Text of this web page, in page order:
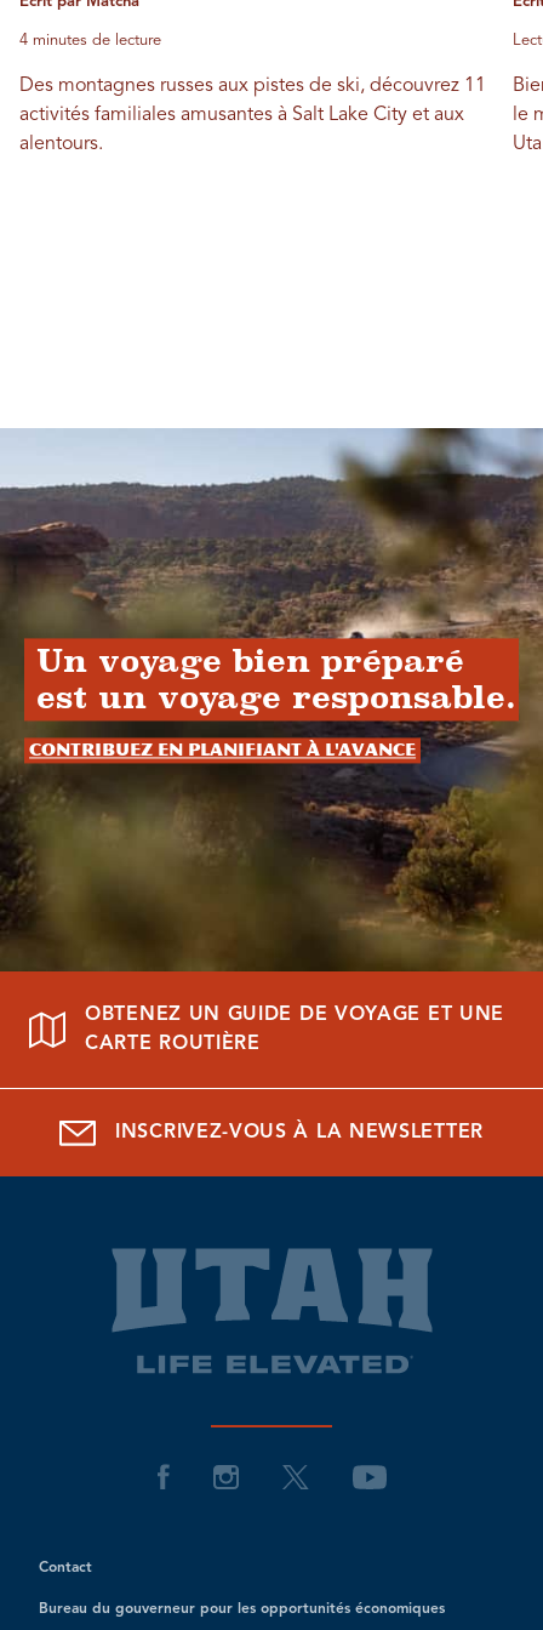
4 minutes de lecture
Des montagnes russes aux pistes de ski, découvrez 11
activités familiales amusantes à Salt Lake City et aux
alentours.
le
Un voyage bien préparé
est un voyage responsable.
Contribuez en planifiant à l'avance
OBTENEZ UN GUIDE DE VOYAGE ET UNE
CARTE ROUTIÈRE
INSCRIVEZ-VOUS À LA NEWSLETTER
Contact
Bureau du gouverneur pour les opportunités économiques